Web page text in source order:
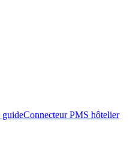
Connecteur PMS hôtelier